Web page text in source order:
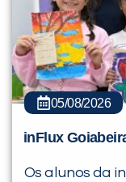
05/08/2026
inFlux
Os alunos da